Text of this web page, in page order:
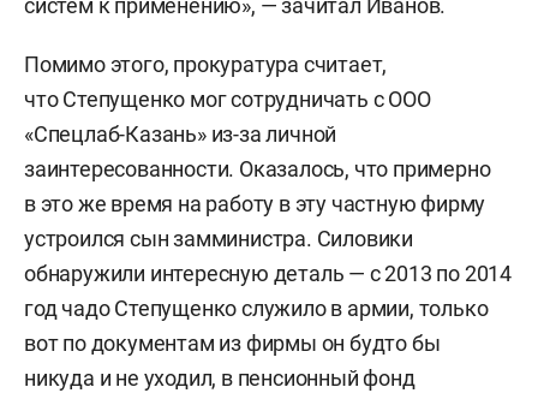
систем к применению», — зачитал Иванов.
Помимо этого, прокуратура считает,
что Степущенко мог сотрудничать с ООО
«Спецлаб-Казань» из-за личной
заинтересованности. Оказалось, что примерно
в это же время на работу в эту частную фирму
устроился сын замминистра. Силовики
обнаружили интересную деталь — с 2013 по 2014
год чадо Степущенко служило в армии, только
вот по документам из фирмы он будто бы
никуда и не уходил, в пенсионный фонд